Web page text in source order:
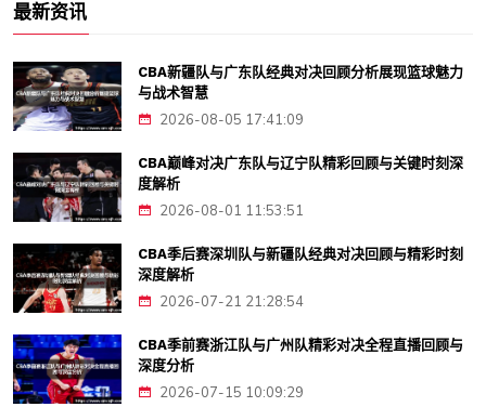
最新资讯
CBA新疆队与广东队经典对决回顾分析展现篮球魅力
与战术智慧
2026-08-05 17:41:09
CBA巅峰对决广东队与辽宁队精彩回顾与关键时刻深
度解析
2026-08-01 11:53:51
CBA季后赛深圳队与新疆队经典对决回顾与精彩时刻
深度解析
2026-07-21 21:28:54
CBA季前赛浙江队与广州队精彩对决全程直播回顾与
深度分析
2026-07-15 10:09:29